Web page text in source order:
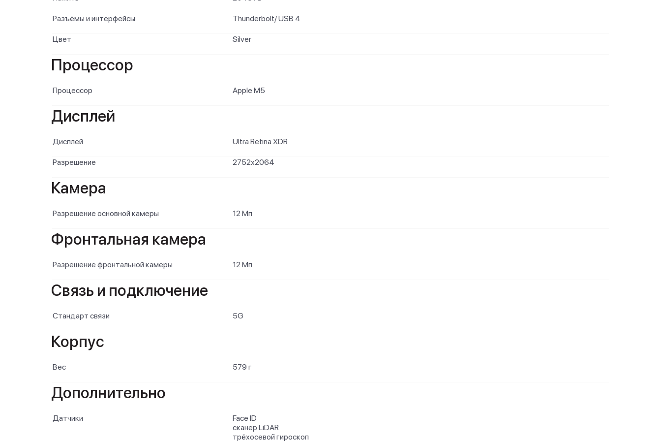
Разъёмы и интерфейсы Thunderbolt/ USB 4
Цвет Silver
Процессор
Процессор Apple M5
Дисплей
Дисплей Ultra Retina XDR
Разрешение 2752x2064
Камера
Разрешение основной камеры 12 Мп
Фронтальная камера
Разрешение фронтальной камеры 12 Мп
Связь и подключение
Стандарт связи 5G
Корпус
Вес 579 г
Дополнительно
Датчики
Face ID
сканер LiDAR
трёхосевой гироскоп